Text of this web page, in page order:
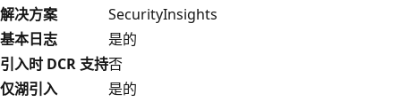
解决方案
SecurityInsights
基本日志
是的
引入时 DCR 支持否
仅湖引入
是的